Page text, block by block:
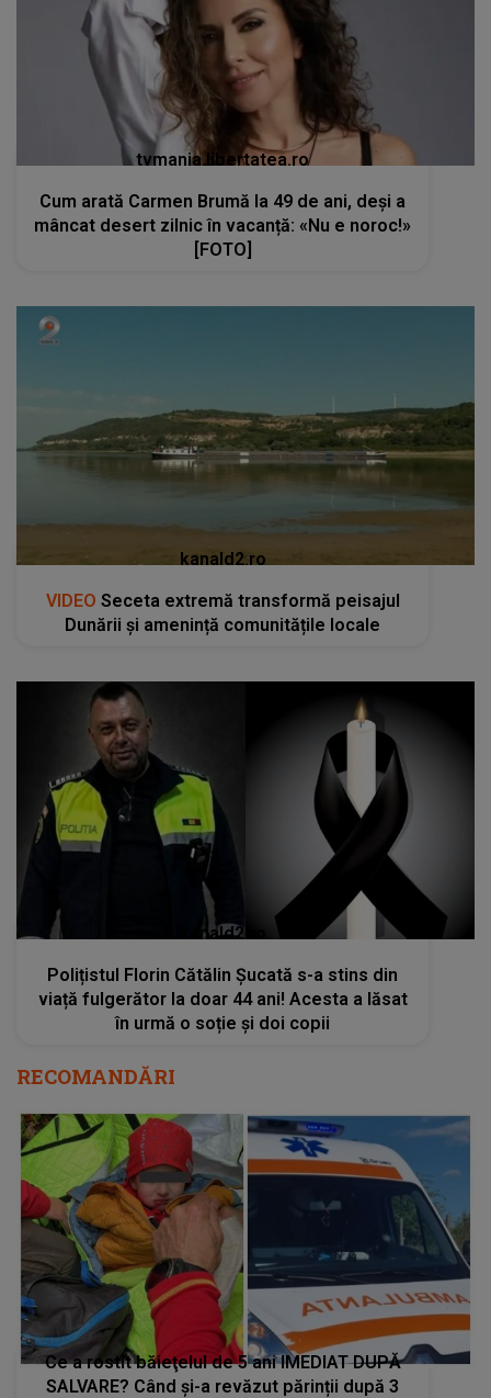
tvmania.libertatea.ro
Cum arată Carmen Brumă la 49 de ani, deși a
mâncat desert zilnic în vacanță: «Nu e noroc!»
[FOTO]
kanald2.ro
VIDEO Seceta extremă transformă peisajul
Dunării și amenință comunitățile locale
kanald2.ro
Polițistul Florin Cătălin Șucată s-a stins din
viață fulgerător la doar 44 ani! Acesta a lăsat
în urmă o soție și doi copii
RECOMANDĂRI
Ce a rostit băieţelul de 5 ani IMEDIAT DUPĂ
SALVARE? Când și-a revăzut părinții după 3